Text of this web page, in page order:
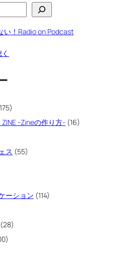
-Zineの作り方- (16)
ス (55)
ーション (114)
(28)